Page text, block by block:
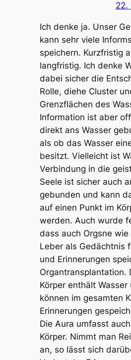
22.
Ich denke ja. Unser
kann sehr viele
speichern. Kurzfristig
langfristig. Ich denke
dabei sicher die
Rolle, diehe Cluster
Grenzflächen des
Information ist aber
direkt ans Wasser
als ob das Wasser
besitzt. Vielleicht ist
Verbindung in die
Seele ist sicher auch
gebunden und kann
auf einen Punkt im
werden. Auch wurde
dass auch Orgsne wie
Leber als Gedächtnis
und Erinnerungen
Organtransplantation.
Körper enthält
können im gesamten
Erinnerungen
Die Aura umfasst
Körper. Nimmt man
an, so lässt sich